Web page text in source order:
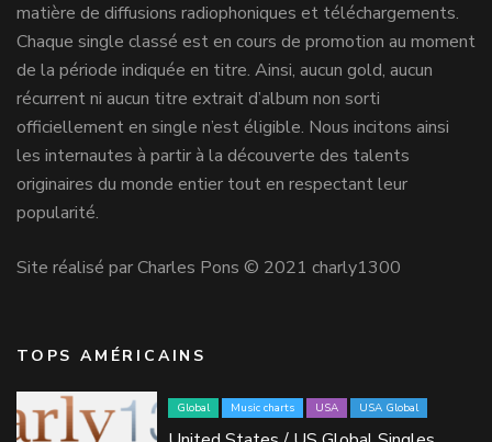
matière de diffusions radiophoniques et téléchargements.
Chaque single classé est en cours de promotion au moment
de la période indiquée en titre. Ainsi, aucun gold, aucun
récurrent ni aucun titre extrait d’album non sorti
officiellement en single n’est éligible. Nous incitons ainsi
les internautes à partir à la découverte des talents
originaires du monde entier tout en respectant leur
popularité.
Site réalisé par Charles Pons © 2021 charly1300
TOPS AMÉRICAINS
Global Music charts USA USA Global